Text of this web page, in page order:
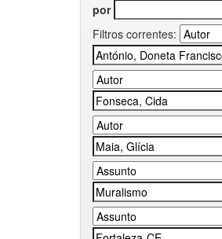
por
Filtros correntes: